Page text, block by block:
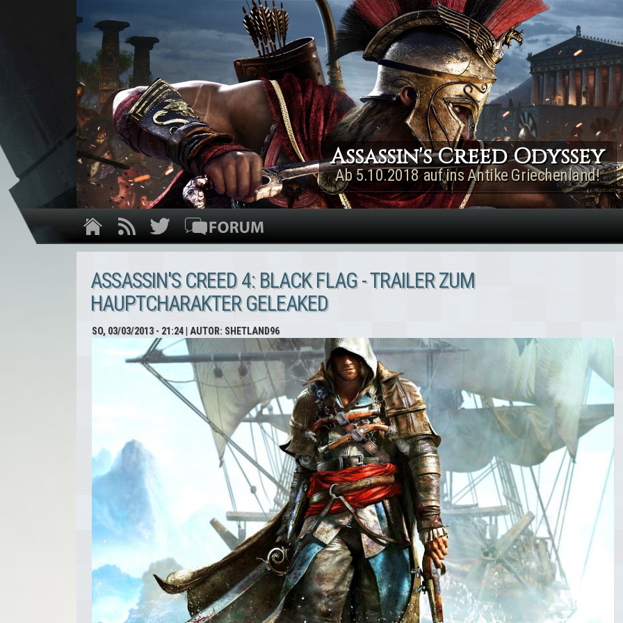
Direkt zum Inhalt
Assassin's Creed Rogue
Remastered
Jetzt für PS4 & Xbox One!
ASSASSIN'S CREED 4: BLACK FLAG - TRAILER ZUM
HAUPTCHARAKTER GELEAKED
SO, 03/03/2013 - 21:24| AUTOR: SHETLAND96